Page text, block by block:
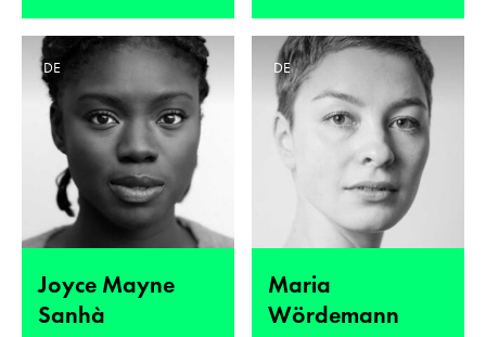
Joyce Mayne
Sanhà
DE
Maria
Wördemann
DE